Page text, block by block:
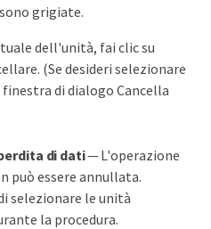
grigiate.
dell'unità, fai clic su
(Se desideri selezionare
di dialogo Cancella
di dati— L'operazione
può essere annullata.
selezionare le unità
la procedura.